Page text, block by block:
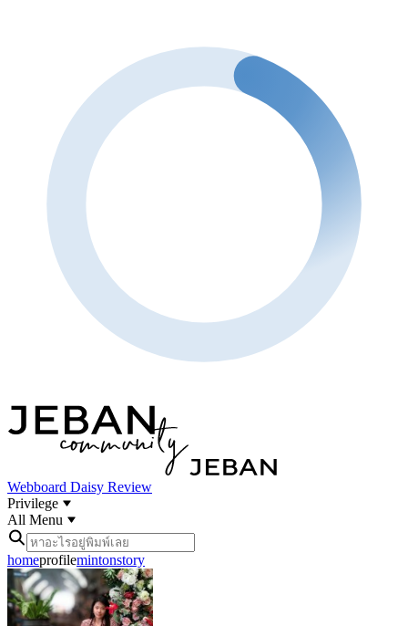
Webboard Daisy Review
Privilege
All Menu
homeprofilemintonstory